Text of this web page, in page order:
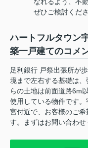
なれるよう、不
ぜひご検討くださ
ハートフルタウン
築一戸建てのコメ
足利銀行 戸祭出張所が
境まで左右する基礎は
らの土地は前面道路6m
使用している物件です
宮付近で、お客様のご
す。まずはお問い合わせ